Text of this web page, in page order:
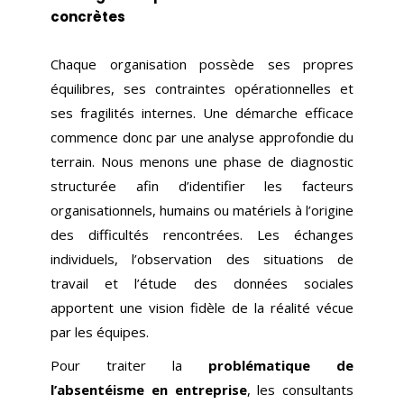
concrètes
Chaque organisation possède ses propres
équilibres, ses contraintes opérationnelles et
ses fragilités internes. Une démarche efficace
commence donc par une analyse approfondie du
terrain. Nous menons une phase de diagnostic
structurée afin d’identifier les facteurs
organisationnels, humains ou matériels à l’origine
des difficultés rencontrées. Les échanges
individuels, l’observation des situations de
travail et l’étude des données sociales
apportent une vision fidèle de la réalité vécue
par les équipes.
Pour traiter la problématique de
l’absentéisme en entreprise, les consultants